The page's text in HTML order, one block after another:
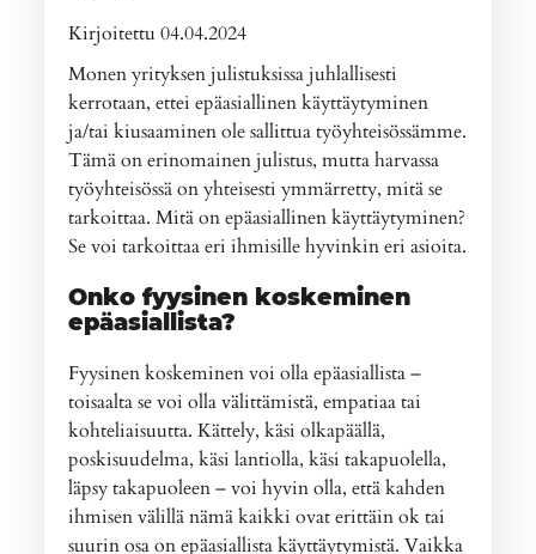
Kirjoitettu 04.04.2024
Monen yrityksen julistuksissa juhlallisesti
kerrotaan, ettei epäasiallinen käyttäytyminen
ja/tai kiusaaminen ole sallittua työyhteisössämme.
Tämä on erinomainen julistus, mutta harvassa
työyhteisössä on yhteisesti ymmärretty, mitä se
tarkoittaa. Mitä on epäasiallinen käyttäytyminen?
Se voi tarkoittaa eri ihmisille hyvinkin eri asioita.
Onko fyysinen koskeminen
epäasiallista?
Fyysinen koskeminen voi olla epäasiallista –
toisaalta se voi olla välittämistä, empatiaa tai
kohteliaisuutta. Kättely, käsi olkapäällä,
poskisuudelma, käsi lantiolla, käsi takapuolella,
läpsy takapuoleen – voi hyvin olla, että kahden
ihmisen välillä nämä kaikki ovat erittäin ok tai
suurin osa on epäasiallista käyttäytymistä. Vaikka